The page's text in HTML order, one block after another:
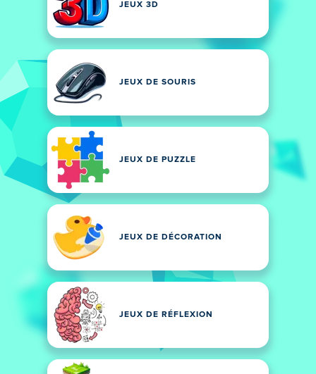
JEUX 3D
JEUX DE SOURIS
JEUX DE PUZZLE
JEUX DE DÉCORATION
JEUX DE RÉFLEXION